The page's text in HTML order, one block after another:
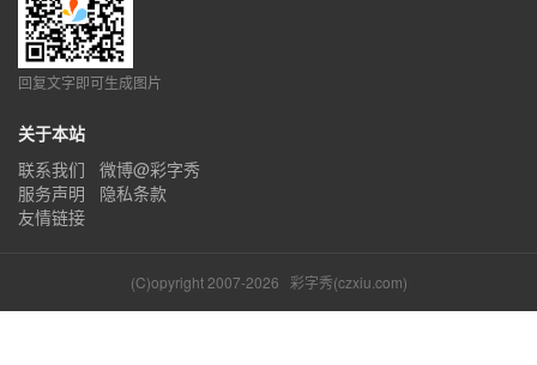
回复文字即可生成图片
关于本站
联系我们
微博@彩字秀
服务声明
隐私条款
友情链接
(C)opyright 2007-2026 彩字秀(czxiu.com)